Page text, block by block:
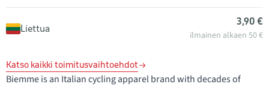
Liettua
3,90 €
ilmainen alkaen 50 €
Katso kaikki toimitusvaihtoehdot
Biemme is an Italian cycling apparel brand with decades of